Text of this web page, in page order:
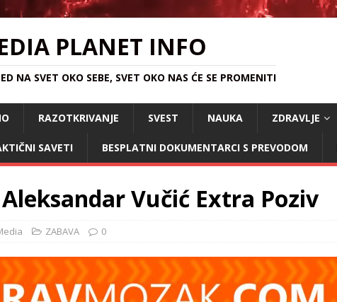
PLANET INFO
NA SVET OKO SEBE, SVET OKO NAS ĆE SE PROMENITI
RAZOTKRIVANJE SVEST NAUKA ZDRAVLJE
SAVETI BESPLATNI DOKUMENTARCI S PREVODOM
Vučić Extra Poziv
ZABAVA 0